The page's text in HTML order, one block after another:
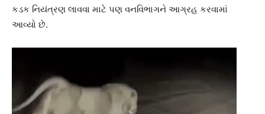
કડક નિયંત્રણ લાવવા માટે પણ વનવિભાગને આગ્રહ કરવામાં
આવ્યો છે.